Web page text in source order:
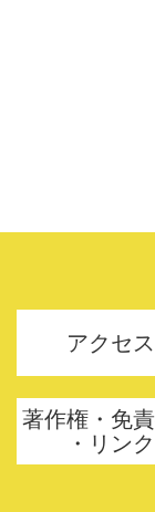
アクセス
著作権・免
・リンク